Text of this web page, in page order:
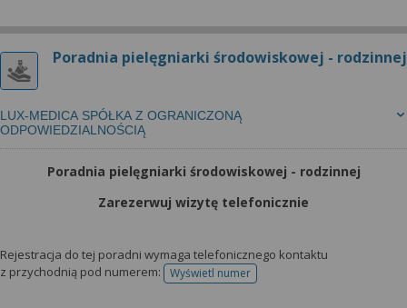
Poradnia pielęgniarki środowiskowej - rodzinnej
LUX-MEDICA SPÓŁKA Z OGRANICZONĄ
ODPOWIEDZIALNOŚCIĄ
Poradnia pielęgniarki środowiskowej - rodzinnej
Zarezerwuj wizytę telefonicznie
Rejestracja do tej poradni wymaga telefonicznego kontaktu
z przychodnią pod numerem:
Wyświetl numertelefonu do rejestracji